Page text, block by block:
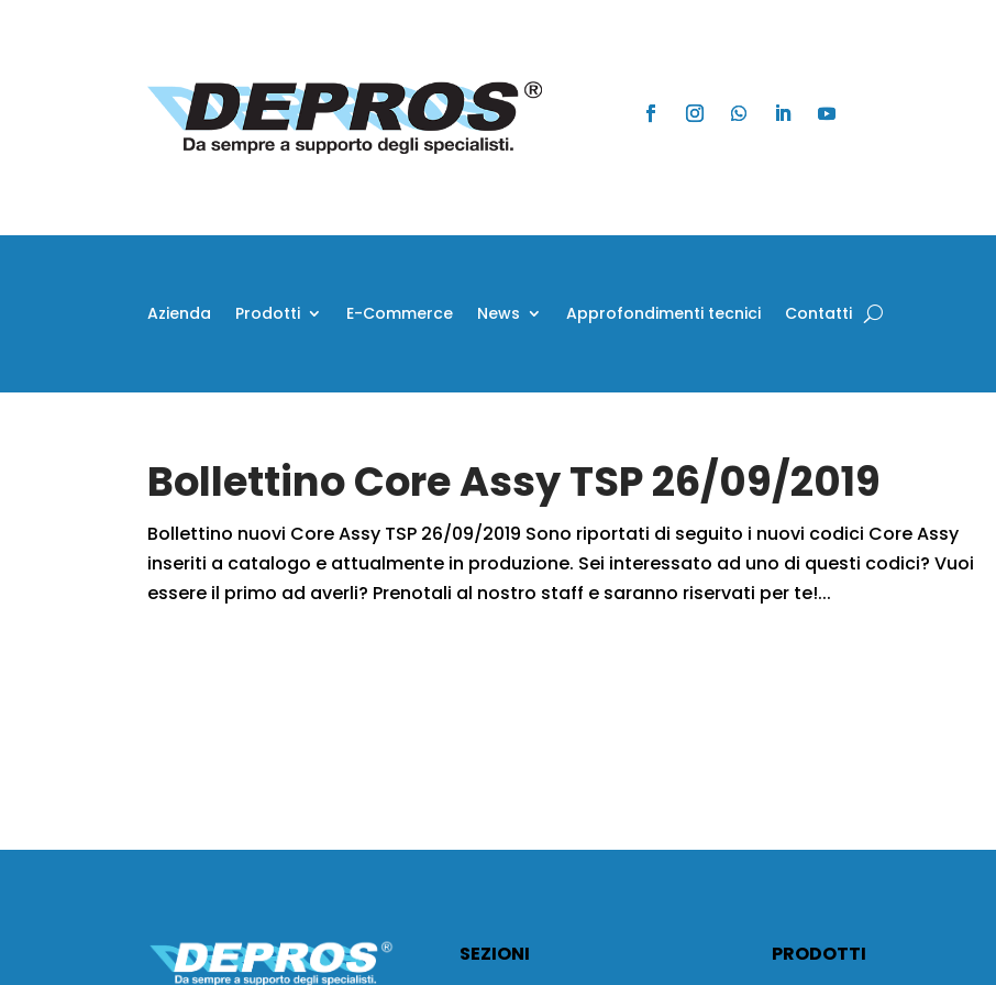
Azienda Prodotti E-Commerce News Approfondimenti tecnici Contatti
Bollettino Core Assy TSP 26/09/2019
Bollettino nuovi Core Assy TSP 26/09/2019 Sono riportati di seguito i nuovi codici Core Assy
inseriti a catalogo e attualmente in produzione. Sei interessato ad uno di questi codici? Vuoi
essere il primo ad averli? Prenotali al nostro staff e saranno riservati per te!...
SEZIONI
PRODOTTI